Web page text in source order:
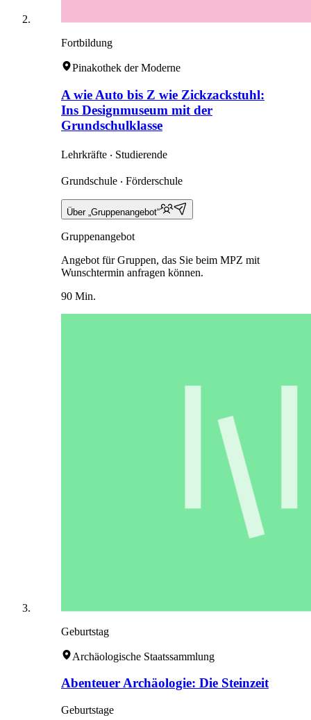
Fortbildung
Pinakothek der Moderne
A wie Auto bis Z wie Zickzackstuhl:
Ins Designmuseum mit der
Grundschulklasse
Lehrkräfte ‧ Studierende
Grundschule ‧ Förderschule
Über „Gruppenangebot“
Gruppenangebot
Angebot für Gruppen, das Sie beim MPZ mit
Wunschtermin anfragen können.
90 Min.
Geburtstag
Archäologische Staatssammlung
Abenteuer Archäologie: Die Steinzeit
Geburtstage